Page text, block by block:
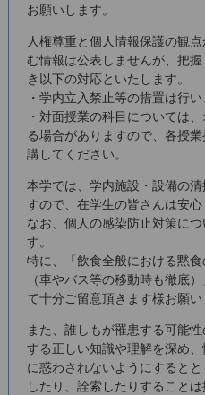
お願いします。
人権尊重と個人情報保護の観
む情報は公表しませんが、把
き以下の対応といたします。
・学内立入禁止等の措置は行い
・対面授業の科目については
る場合がありますので、各授
講してください。
本学では、学内施設・設備の
すので、在学生の皆さんは安心
なお、個人の感染防止対策に
す。
特に、「飲食全般における黙
（車やバス等の移動時も徹底
て十分ご留意頂きます様お願い
また、誰しもが罹患する可能
する正しい知識や理解を深め
に惑わされないようにすると
したり、詮索したりすること